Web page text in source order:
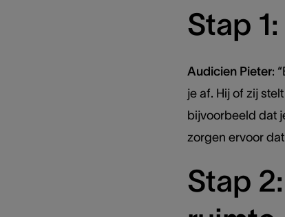
Stap
Audicien Pieter:
je af. Hij of zij
bijvoorbeeld dat
zorgen ervoor
Stap